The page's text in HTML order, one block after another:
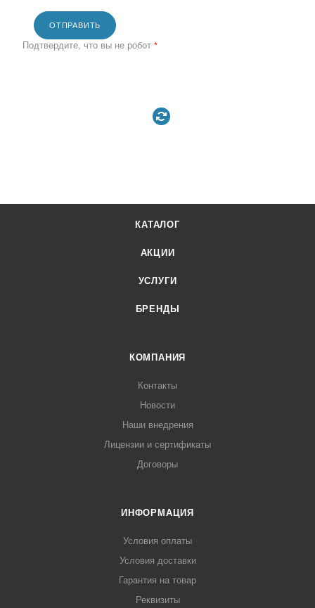
ОТПРАВИТЬ
Подтвердите, что вы не робот *
КАТАЛОГ
АКЦИИ
УСЛУГИ
БРЕНДЫ
КОМПАНИЯ
Контакты
Новости
Наши внедрения
Лицензии и сертификаты
Договоры
ИНФОРМАЦИЯ
Условия оплаты
Условия доставки
Гарантия на товар
Реквизиты